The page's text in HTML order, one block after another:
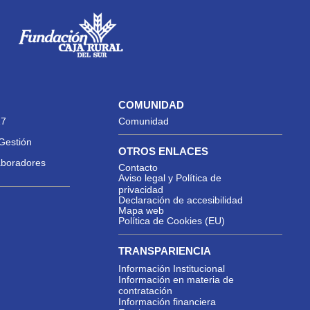
COMUNIDAD
Comunidad
OTROS ENLACES
Contacto
Aviso legal y Política de
privacidad
Declaración de accesibilidad
Mapa web
Política de Cookies (EU)
TRANSPARIENCIA
Información Institucional
Información en materia de
contratación
Información financiera